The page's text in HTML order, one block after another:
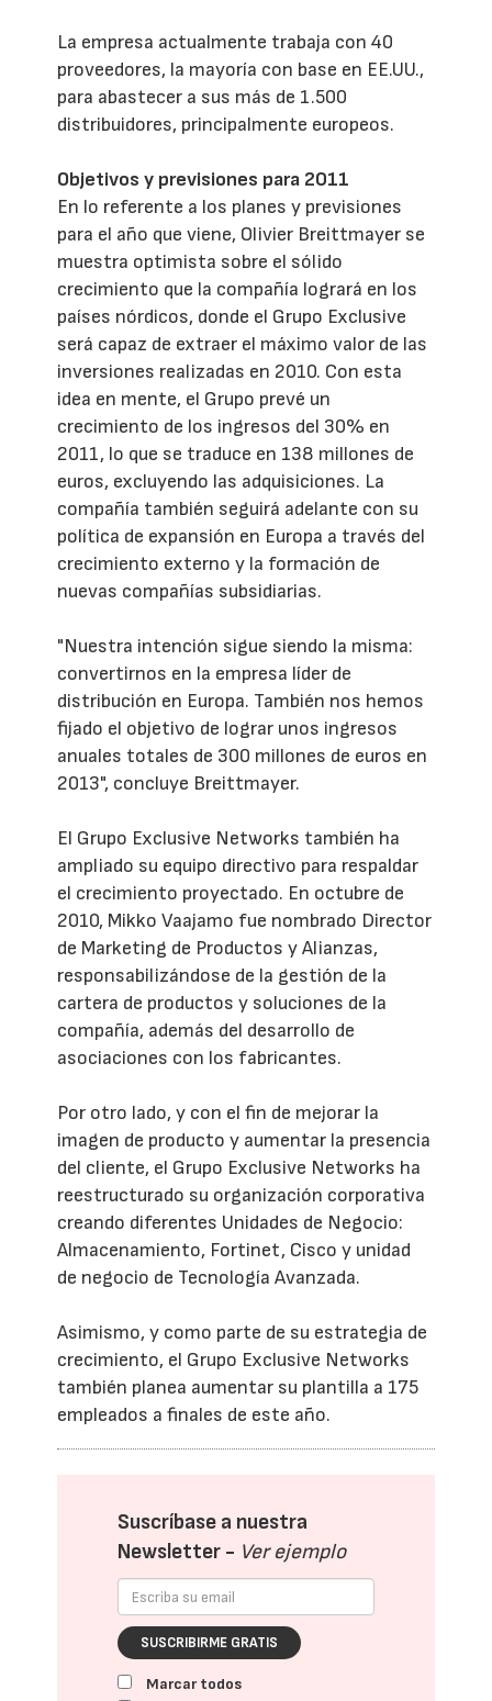
La empresa actualmente trabaja con 40
proveedores, la mayoría con base en EE.UU.,
para abastecer a sus más de 1.500
distribuidores, principalmente europeos.
Objetivos y previsiones para 2011
En lo referente a los planes y previsiones
para el año que viene, Olivier Breittmayer se
muestra optimista sobre el sólido
crecimiento que la compañía logrará en los
países nórdicos, donde el Grupo Exclusive
será capaz de extraer el máximo valor de las
inversiones realizadas en 2010. Con esta
idea en mente, el Grupo prevé un
crecimiento de los ingresos del 30% en
2011, lo que se traduce en 138 millones de
euros, excluyendo las adquisiciones. La
compañía también seguirá adelante con su
política de expansión en Europa a través del
crecimiento externo y la formación de
nuevas compañías subsidiarias.
"Nuestra intención sigue siendo la misma:
convertirnos en la empresa líder de
distribución en Europa. También nos hemos
fijado el objetivo de lograr unos ingresos
anuales totales de 300 millones de euros en
2013", concluye Breittmayer.
El Grupo Exclusive Networks también ha
ampliado su equipo directivo para respaldar
el crecimiento proyectado. En octubre de
2010, Mikko Vaajamo fue nombrado Director
de Marketing de Productos y Alianzas,
responsabilizándose de la gestión de la
cartera de productos y soluciones de la
compañía, además del desarrollo de
asociaciones con los fabricantes.
Por otro lado, y con el fin de mejorar la
imagen de producto y aumentar la presencia
del cliente, el Grupo Exclusive Networks ha
reestructurado su organización corporativa
creando diferentes Unidades de Negocio:
Almacenamiento, Fortinet, Cisco y unidad
de negocio de Tecnología Avanzada.
Asimismo, y como parte de su estrategia de
crecimiento, el Grupo Exclusive Networks
también planea aumentar su plantilla a 175
empleados a finales de este año.
Suscríbase a nuestra
Newsletter - Ver ejemplo
SUSCRIBIRME GRATIS
Marcar todos